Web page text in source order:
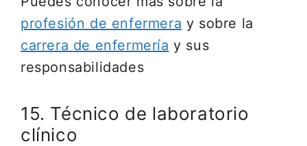
profesión de enfermera y sobre la
carrera de enfermería y sus
responsabilidades
15. Técnico de laboratorio
clínico